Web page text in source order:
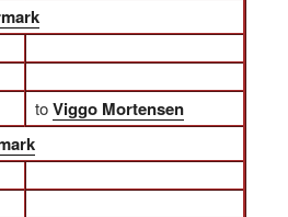
toViggo Mortensen